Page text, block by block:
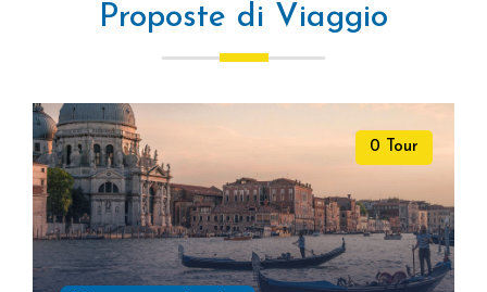
Proposte di Viaggio
0 Tour